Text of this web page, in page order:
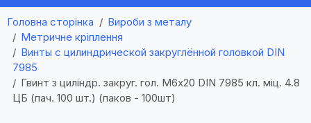
Головна сторінка
Вироби з металу
Метричне кріплення
Винты с цилиндрической закруглённой головкой DIN
7985
Гвинт з циліндр. закруг. гол. М6х20 DIN 7985 кл. міц. 4.8
ЦБ (пач. 100 шт.) (паков - 100шт)